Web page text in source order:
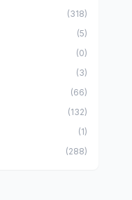
(318)
(5)
(0)
(3)
(66)
(132)
(1)
(288)